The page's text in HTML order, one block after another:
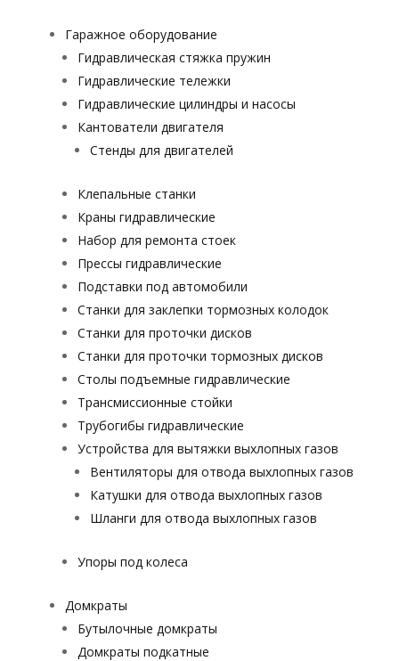
Гаражное оборудование
Гидравлическая стяжка пружин
Гидравлические тележки
Гидравлические цилиндры и насосы
Кантователи двигателя
Стенды для двигателей
Клепальные станки
Краны гидравлические
Набор для ремонта стоек
Прессы гидравлические
Подставки под автомобили
Станки для заклепки тормозных колодок
Станки для проточки дисков
Станки для проточки тормозных дисков
Столы подъемные гидравлические
Трансмиссионные стойки
Трубогибы гидравлические
Устройства для вытяжки выхлопных газов
Вентиляторы для отвода выхлопных газов
Катушки для отвода выхлопных газов
Шланги для отвода выхлопных газов
Упоры под колеса
Домкраты
Бутылочные домкраты
Домкраты подкатные